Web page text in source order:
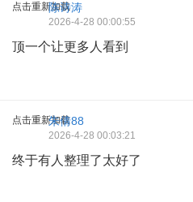
点击重新加载
陈诗涛
2026-4-28 00:00:55
顶一个让更多人看到
点击重新加载
朱倩88
2026-4-28 00:03:21
终于有人整理了太好了